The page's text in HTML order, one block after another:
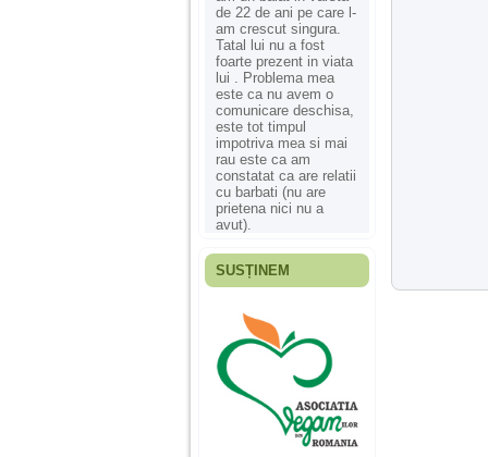
de 22 de ani pe care l-
am crescut singura.
Tatal lui nu a fost
foarte prezent in viata
lui . Problema mea
este ca nu avem o
comunicare deschisa,
este tot timpul
impotriva mea si mai
rau este ca am
constatat ca are relatii
cu barbati (nu are
prietena nici nu a
avut).
Fiica mea s-a nascut
ani, privind in urma
realizez cat de multe
greseli am facut in
educatia si cresterea
ei, am fost o mama
egoista, preocupata
de implinirea
profesionala, cand ea
era mica am neglijat-
SUSȚINEM